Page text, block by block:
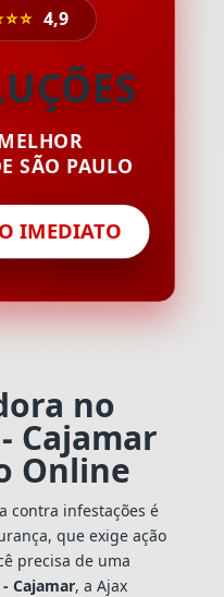
4,9
SÃO PAULO
IMEDIATO
no
Cajamar
Online
contra infestações é
que exige ação
precisa de uma
Cajamar, a Ajax